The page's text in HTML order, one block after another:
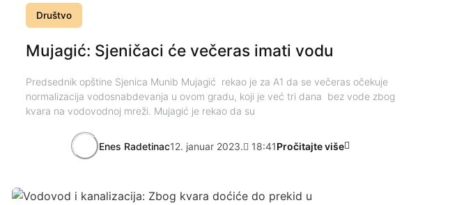
Društvo
Mujagić: Sjeničaci će večeras imati vodu
Predsednik opštine Sjenica Munib Mujagić rekao je za A1 da se večeras očekuje
normalizacija vodosnabdevanja u ovom gradu, koji je već tri dana bez vode zbog
kvara na vodovodnoj mreži. Mujagić je rekao da su
Enes Radetinac12. januar 2023. 18:41Pročitajte više